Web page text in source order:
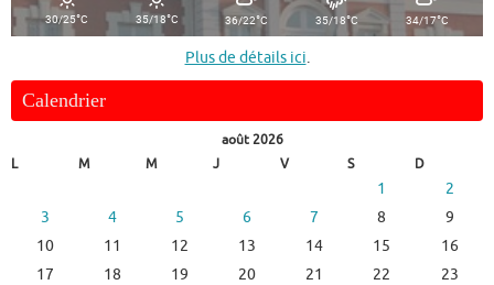
30/25°C 35/18°C 36/22°C 35/18°C 34/17°C
Plus de détails ici.
Calendrier
août 2026
L
M M J V S D
1
2
3
4 5 6 7 8
9
10
11 12 13 14 15
16
17
18 19 20 21 22
23